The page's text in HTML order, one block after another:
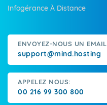
Infogérance À Distance
ENVOYEZ-NOUS UN EMAIL
support@mind.hosting
APPELEZ NOUS:
00 216 99 300 800